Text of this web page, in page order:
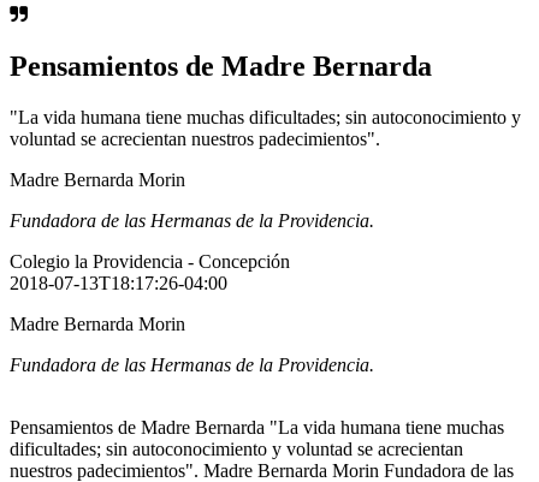
Pensamientos de Madre Bernarda
"La vida humana tiene muchas dificultades; sin autoconocimiento y
voluntad se acrecientan nuestros padecimientos".
Madre Bernarda Morin
Fundadora de las Hermanas de la Providencia.
Colegio la Providencia - Concepción
2018-07-13T18:17:26-04:00
Madre Bernarda Morin
Fundadora de las Hermanas de la Providencia.
Pensamientos de Madre Bernarda "La vida humana tiene muchas
dificultades; sin autoconocimiento y voluntad se acrecientan
nuestros padecimientos". Madre Bernarda Morin Fundadora de las